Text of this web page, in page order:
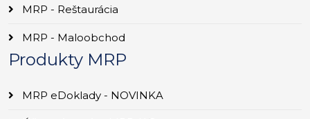
MRP - Reštaurácia
MRP - Maloobchod
Produkty MRP
MRP eDoklady - NOVINKA